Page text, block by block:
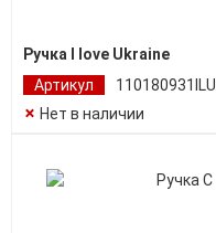
Ручка I love Ukraine
Артикул
110180931ILU
Нет в наличии